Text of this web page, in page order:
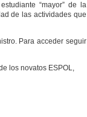
“mayor” de la
de las actividades que
Para acceder seguir
los novatos ESPOL,